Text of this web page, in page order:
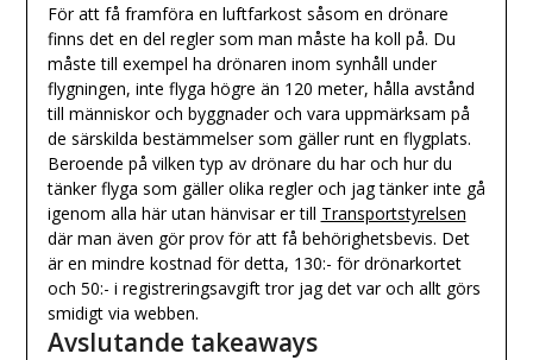
För att få framföra en luftfarkost såsom en drönare
finns det en del regler som man måste ha koll på. Du
måste till exempel ha drönaren inom synhåll under
flygningen, inte flyga högre än 120 meter, hålla avstånd
till människor och byggnader och vara uppmärksam på
de särskilda bestämmelser som gäller runt en flygplats.
Beroende på vilken typ av drönare du har och hur du
tänker flyga som gäller olika regler och jag tänker inte gå
igenom alla här utan hänvisar er till Transportstyrelsen
där man även gör prov för att få behörighetsbevis. Det
är en mindre kostnad för detta, 130:- för drönarkortet
och 50:- i registreringsavgift tror jag det var och allt görs
smidigt via webben.
Avslutande takeaways